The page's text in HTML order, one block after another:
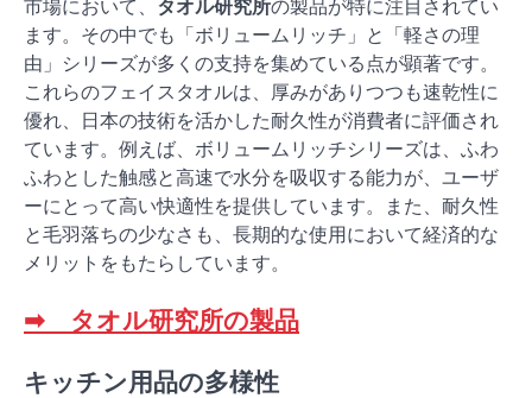
市場において、 タオル研究所の製品が特に注目されてい
ます。その中でも「ボリュームリッチ」と「軽さの理
由」シリーズが多くの支持を集めている点が顕著です。
これらのフェイスタオルは、厚みがありつつも速乾性に
優れ、日本の技術を活かした耐久性が消費者に評価され
ています。例えば、ボリュームリッチシリーズは、ふわ
ふわとした触感と高速で水分を吸収する能力が、ユーザ
ーにとって高い快適性を提供しています。また、耐久性
と毛羽落ちの少なさも、長期的な使用において経済的な
メリットをもたらしています。
➡ タオル研究所の製品
キッチン用品の多様性